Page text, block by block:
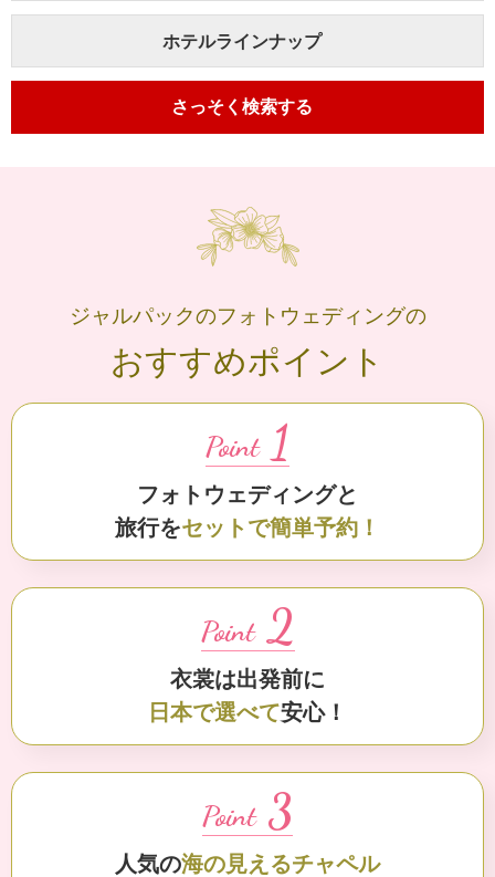
ホテルラインナップ
さっそく検索する
ジャルパックのフォトウェディングの
おすすめポイント
Point 1
フォトウェディングと
旅行をセットで簡単予約！
Point 2
衣裳は出発前に
日本で選べて安心！
Point 3
人気の海の見えるチャペル